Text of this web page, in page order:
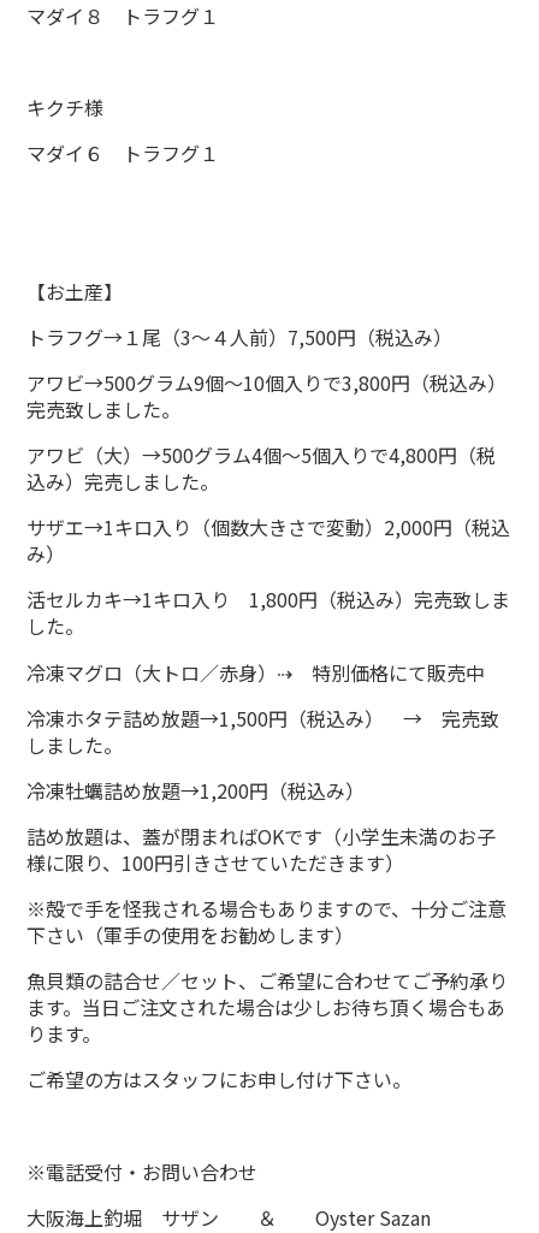
マダイ８ トラフグ１
キクチ様
マダイ６ トラフグ１
【お土産】
トラフグ→１尾（3～４人前）7,500円（税込み）
アワビ→500グラム9個～10個入りで3,800円（税込み）
完売致しました。
アワビ（大）→500グラム4個～5個入りで4,800円（税
込み）完売しました。
サザエ→1キロ入り（個数大きさで変動）2,000円（税込
み）
活セルカキ→1キロ入り 1,800円（税込み）完売致しま
した。
冷凍マグロ（大トロ／赤身）⇢ 特別価格にて販売中
冷凍ホタテ詰め放題→1,500円（税込み） → 完売致
しました。
冷凍牡蠣詰め放題→1,200円（税込み）
詰め放題は、蓋が閉まればOKです（小学生未満のお子
様に限り、100円引きさせていただきます）
※殻で手を怪我される場合もありますので、十分ご注意
下さい（軍手の使用をお勧めします）
魚貝類の詰合せ／セット、ご希望に合わせてご予約承り
ます。当日ご注文された場合は少しお待ち頂く場合もあ
ります。
ご希望の方はスタッフにお申し付け下さい。
※電話受付・お問い合わせ
大阪海上釣堀 サザン ＆ Oyster Sazan